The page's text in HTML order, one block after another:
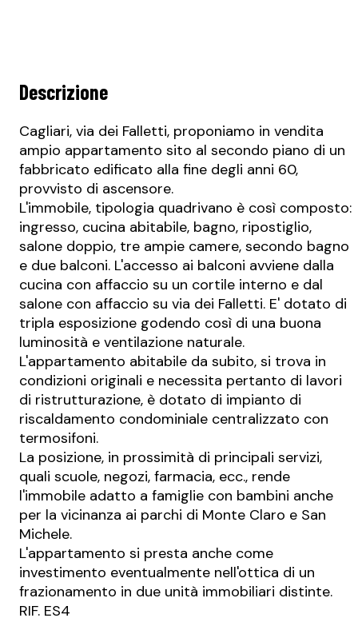
Descrizione
Cagliari, via dei Falletti, proponiamo in vendita
ampio appartamento sito al secondo piano di un
fabbricato edificato alla fine degli anni 60,
provvisto di ascensore.
L'immobile, tipologia quadrivano è così composto:
ingresso, cucina abitabile, bagno, ripostiglio,
salone doppio, tre ampie camere, secondo bagno
e due balconi. L'accesso ai balconi avviene dalla
cucina con affaccio su un cortile interno e dal
salone con affaccio su via dei Falletti. E' dotato di
tripla esposizione godendo così di una buona
luminosità e ventilazione naturale.
L'appartamento abitabile da subito, si trova in
condizioni originali e necessita pertanto di lavori
di ristrutturazione, è dotato di impianto di
riscaldamento condominiale centralizzato con
termosifoni.
La posizione, in prossimità di principali servizi,
quali scuole, negozi, farmacia, ecc., rende
l'immobile adatto a famiglie con bambini anche
per la vicinanza ai parchi di Monte Claro e San
Michele.
L'appartamento si presta anche come
investimento eventualmente nell'ottica di un
frazionamento in due unità immobiliari distinte.
RIF. ES4